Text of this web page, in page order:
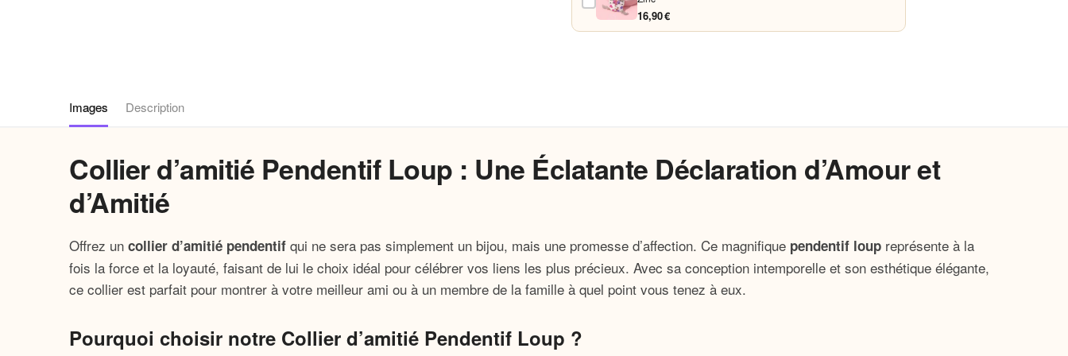
16,90 €
Images Description
Collier d’amitié Pendentif Loup : Une Éclatante Déclaration d’Amour et
d’Amitié
Offrez uncollier d’amitié pendentif qui ne sera pas simplement un bijou, mais une promesse d’affection. Ce magnifique pendentif loup représente à la
fois la force et la loyauté, faisant de lui le choix idéal pour célébrer vos liens les plus précieux. Avec sa conception intemporelle et son esthétique élégante,
ce collier est parfait pour montrer à votre meilleur ami ou à un membre de la famille à quel point vous tenez à eux.
Pourquoi choisir notre Collier d’amitié Pendentif Loup ?